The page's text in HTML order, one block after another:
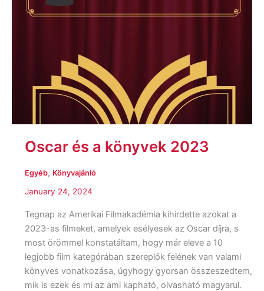
Oscar és a könyvek 2023
Egyéb, Könyvajánló
January 24, 2024
Tegnap az Amerikai Filmakadémia kihirdette azokat a
2023-as filmeket, amelyek esélyesek az Oscar díjra, s
most örömmel konstatáltam, hogy már eleve a 10
legjobb film kategórában szereplők felének van valami
könyves vonatkozása, úgyhogy gyorsan összeszedtem,
mik is ezek és mi az ami kapható, olvasható magyarul.